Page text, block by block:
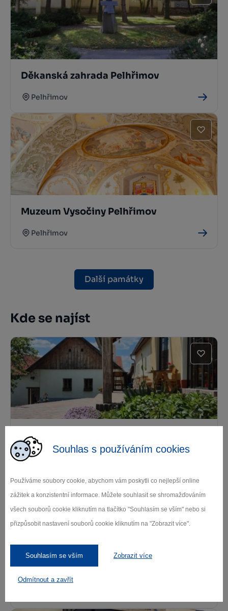
Souhlas s používáním cookies
Používáme soubory cookie, abychom vám poskytli co nejlepší online
zážitek a konzistentní informace. Můžete souhlasit se shromažďováním
všech souborů cookie kliknutím na tlačítko "Souhlasím se vším" nebo si
přizpůsobit nastavení souborů cookie kliknutím na "Zobrazit více".
Souhlasím se vším Zobrazit více
Odmítnout a zavřít
Děkanská zahrada Pelhřimov
Pelhřimov
Muzeum Vysočiny Pelhřimov
Pelhřimov
Další památky
Kde se najíst
Penzion a restaurace Okamžik
Nová Cerekev